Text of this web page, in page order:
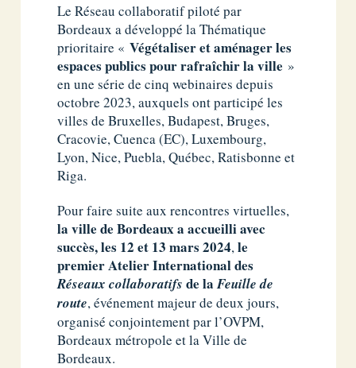
Le Réseau collaboratif piloté par
Bordeaux a développé la Thématique
prioritaire «Végétaliser et aménager les
espaces publics pour rafraîchir la ville »
en une série de cinq webinaires depuis
octobre 2023, auxquels ont participé les
villes de Bruxelles, Budapest, Bruges,
Cracovie, Cuenca (EC), Luxembourg,
Lyon, Nice, Puebla, Québec, Ratisbonne et
Riga.
Pour faire suite aux rencontres virtuelles,
la ville de Bordeaux a accueilli avec
succès, les 12 et 13 mars 2024,le
premier Atelier Internationaldes
Réseaux collaboratifs de laFeuille de
route, événement majeur de deux jours,
organisé conjointement par l’OVPM,
Bordeaux métropole et la Ville de
Bordeaux.